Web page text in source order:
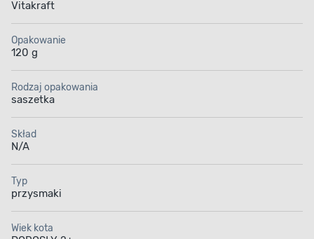
Vitakraft
Opakowanie
120 g
Rodzaj opakowania
saszetka
Skład
N/A
Typ
przysmaki
Wiek kota